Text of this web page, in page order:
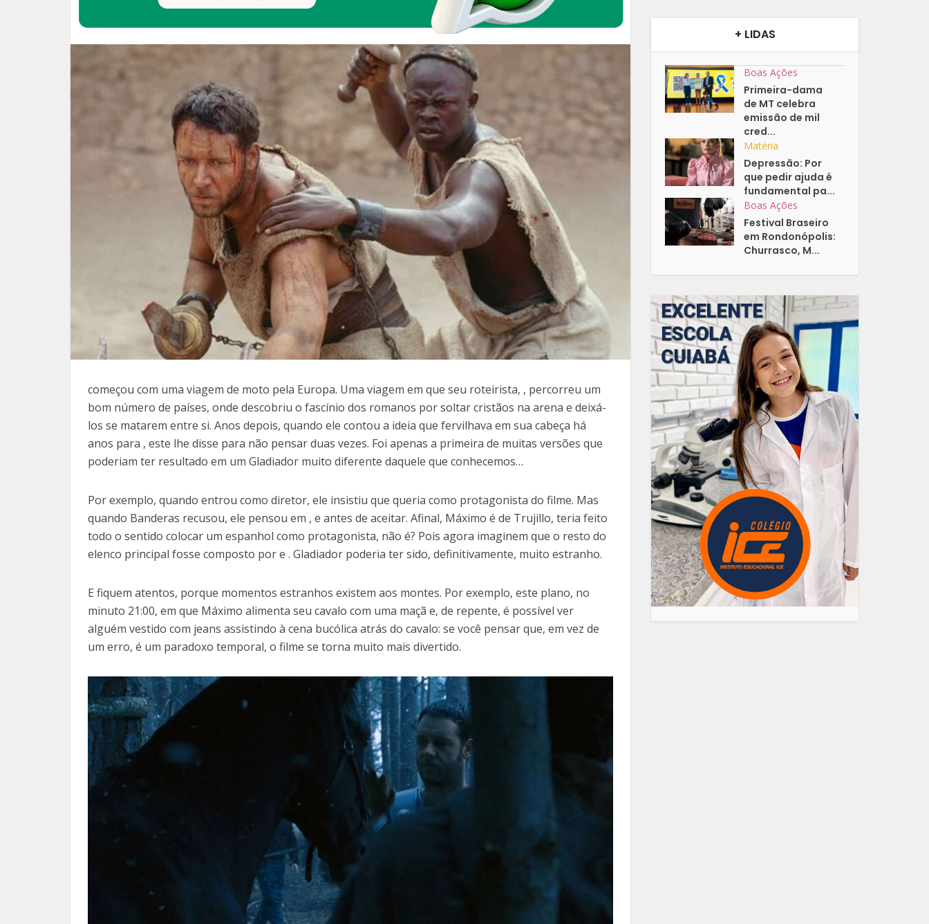
começou com uma viagem de moto pela Europa. Uma viagem em que seu roteirista, , percorreu um
bom número de países, onde descobriu o fascínio dos romanos por soltar cristãos na arena e deixá-
los se matarem entre si. Anos depois, quando ele contou a ideia que fervilhava em sua cabeça há
anos para , este lhe disse para não pensar duas vezes. Foi apenas a primeira de muitas versões que
poderiam ter resultado em um Gladiador muito diferente daquele que conhecemos…
Por exemplo, quando entrou como diretor, ele insistiu que queria como protagonista do filme. Mas
quando Banderas recusou, ele pensou em , e antes de aceitar. Afinal, Máximo é de Trujillo, teria feito
todo o sentido colocar um espanhol como protagonista, não é? Pois agora imaginem que o resto do
elenco principal fosse composto por e . Gladiador poderia ter sido, definitivamente, muito estranho.
E fiquem atentos, porque momentos estranhos existem aos montes. Por exemplo, este plano, no
minuto 21:00, em que Máximo alimenta seu cavalo com uma maçã e, de repente, é possível ver
alguém vestido com jeans assistindo à cena bucólica atrás do cavalo: se você pensar que, em vez de
um erro, é um paradoxo temporal, o filme se torna muito mais divertido.
+ LIDAS
Boas Ações
Primeira-dama
de MT celebra
emissão de mil
cred...
Matéria
Depressão: Por
que pedir ajuda é
fundamental pa...
Boas Ações
Festival Braseiro
em Rondonópolis:
Churrasco, M...